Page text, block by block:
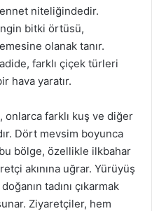
niteliğindedir.
bitki örtüsü,
olanak tanır.
farklı çiçek türleri
hava yaratır.
farklı kuş ve diğer
Dört mevsim boyunca
bölge, özellikle ilkbahar
akınına uğrar. Yürüyüş
tadını çıkarmak
Ziyaretçiler, hem